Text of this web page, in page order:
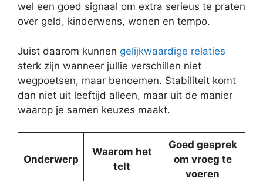
wel een goed signaal om extra serieus te praten
over geld, kinderwens, wonen en tempo.
Juist daarom kunnen gelijkwaardige relaties
sterk zijn wanneer jullie verschillen niet
wegpoetsen, maar benoemen. Stabiliteit komt
dan niet uit leeftijd alleen, maar uit de manier
waarop je samen keuzes maakt.
Onderwerp
Waarom het
telt
Goed gesprek
om vroeg te
voeren